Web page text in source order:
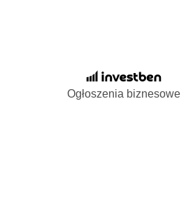
Ogłoszenia biznesowe